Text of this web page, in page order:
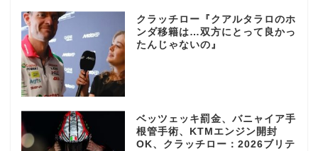
クラッチロー『クアルタラロのホ
ンダ移籍は…双方にとって良かっ
たんじゃないの』
ベッツェッキ罰金、バニャイア手
根管手術、KTMエンジン開封
OK、クラッチロー：2026ブリテ